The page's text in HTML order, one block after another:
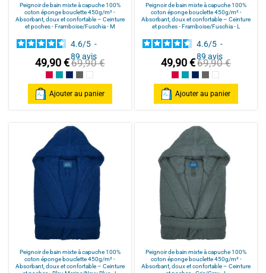
Peignoir de bain mixte à capuche 100%
coton éponge bouclette 450g/m² -
Absorbant, doux et confortable – Ceinture
et poches - Framboise/Fuschia - M
4.6/5 -
89 avis
49,90 €69,90 €
Framboise/Fuschia
Bleu Canard
Bleu Marine/Navy Blue
Gris/Grey
Blanc/White
Ajouter au panier
Peignoir de bain mixte à capuche 100%
coton éponge bouclette 450g/m² -
Absorbant, doux et confortable – Ceinture
et poches - Framboise/Fuschia - L
4.6/5 -
89avis
49,90 €69,90 €
Framboise/Fuschia
Bleu Canard
Bleu Marine/Navy
Gris/Grey
Blanc/White
Ajouter au panier
Peignoir de bain mixte à capuche 100%
coton éponge bouclette 450g/m² -
Absorbant, doux et confortable – Ceinture
Peignoir de bain mixte à capuche 100%
coton éponge bouclette 450g/m² -
Absorbant, doux et confortable – Ceinture